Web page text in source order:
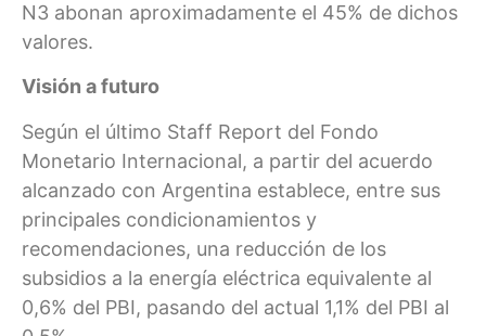
N3 abonan aproximadamente el 45% de dichos
valores.
Visión a futuro
Según el último Staff Report del Fondo
Monetario Internacional, a partir del acuerdo
alcanzado con Argentina establece, entre sus
principales condicionamientos y
recomendaciones, una reducción de los
subsidios a la energía eléctrica equivalente al
0,6% del PBI, pasando del actual 1,1% del PBI al